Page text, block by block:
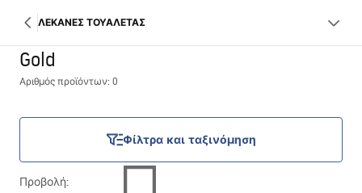
ΛΕΚΑΝΕΣ ΤΟΥΑΛΕΤΑΣ
Gold
Αριθμός προϊόντων: 0
Φίλτρα και ταξινόμηση
Προβολή: